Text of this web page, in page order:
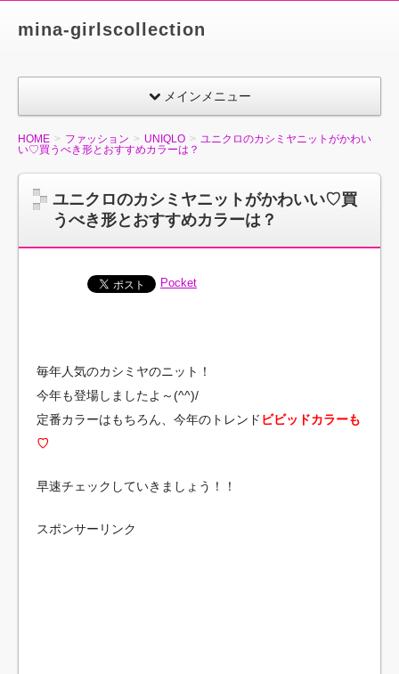
mina-girlscollection
メインメニュー
HOME ファッション UNIQLO
ユニクロのカシミヤニットがかわい
い♡買うべき形とおすすめカラーは？
ユニクロのカシミヤニットがかわいい♡買
うべき形とおすすめカラーは？
Pocket
毎年人気のカシミヤのニット！
今年も登場しましたよ～(^^)/
定番カラーはもちろん、今年のトレンド ビビッドカラーも
♡
早速チェックしていきましょう！！
スポンサーリンク